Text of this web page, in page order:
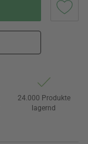
24.000 Produkte
lagernd